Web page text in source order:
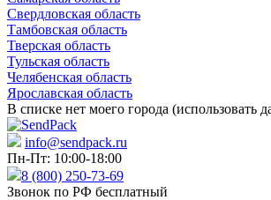
Свердловская область
Тамбовская область
Тверская область
Тульская область
Челябенская область
Ярославская область
В списке нет моего города (использовать
info@sendpack.ru
Пн-Пт: 10:00-18:00
8 (800) 250-73-69
Звонок по РФ бесплатный